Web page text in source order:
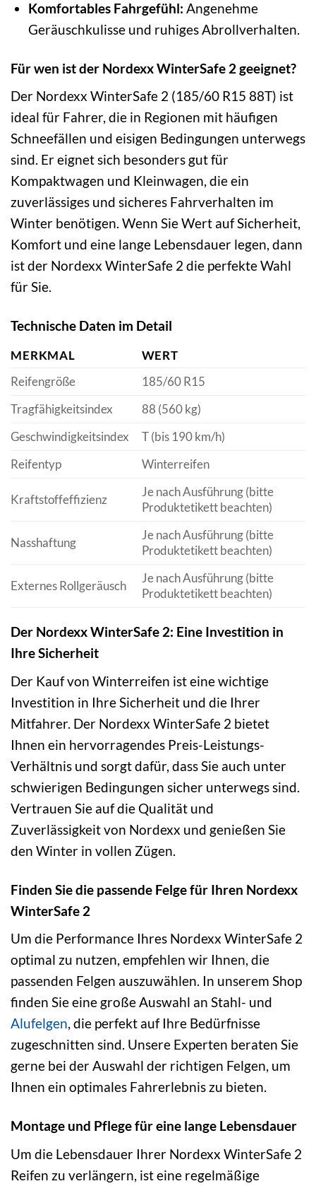
Komfortables Fahrgefühl: Angenehme
Geräuschkulisse und ruhiges Abrollverhalten.
Für wen ist der Nordexx WinterSafe 2 geeignet?
Der Nordexx WinterSafe 2 (185/60 R15 88T) ist
ideal für Fahrer, die in Regionen mit häufigen
Schneefällen und eisigen Bedingungen unterwegs
sind. Er eignet sich besonders gut für
Kompaktwagen und Kleinwagen, die ein
zuverlässiges und sicheres Fahrverhalten im
Winter benötigen. Wenn Sie Wert auf Sicherheit,
Komfort und eine lange Lebensdauer legen, dann
ist der Nordexx WinterSafe 2 die perfekte Wahl
für Sie.
Technische Daten im Detail
MERKMAL
WERT
Reifengröße
185/60 R15
Tragfähigkeitsindex
88 (560 kg)
Geschwindigkeitsindex
T (bis 190 km/h)
Reifentyp
Winterreifen
Kraftstoffeffizienz
Je nach Ausführung (bitte
Produktetikett beachten)
Nasshaftung
Je nach Ausführung (bitte
Produktetikett beachten)
Externes Rollgeräusch
Je nach Ausführung (bitte
Produktetikett beachten)
Der Nordexx WinterSafe 2: Eine Investition in
Ihre Sicherheit
Der Kauf von Winterreifen ist eine wichtige
Investition in Ihre Sicherheit und die Ihrer
Mitfahrer. Der Nordexx WinterSafe 2 bietet
Ihnen ein hervorragendes Preis-Leistungs-
Verhältnis und sorgt dafür, dass Sie auch unter
schwierigen Bedingungen sicher unterwegs sind.
Vertrauen Sie auf die Qualität und
Zuverlässigkeit von Nordexx und genießen Sie
den Winter in vollen Zügen.
Finden Sie die passende Felge für Ihren Nordexx
WinterSafe 2
Um die Performance Ihres Nordexx WinterSafe 2
optimal zu nutzen, empfehlen wir Ihnen, die
passenden Felgen auszuwählen. In unserem Shop
finden Sie eine große Auswahl an Stahl- und
Alufelgen, die perfekt auf Ihre Bedürfnisse
zugeschnitten sind. Unsere Experten beraten Sie
gerne bei der Auswahl der richtigen Felgen, um
Ihnen ein optimales Fahrerlebnis zu bieten.
Montage und Pflege für eine lange Lebensdauer
Um die Lebensdauer Ihrer Nordexx WinterSafe 2
Reifen zu verlängern, ist eine regelmäßige